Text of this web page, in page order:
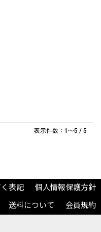
表示件数：1～5 / 5
表記
個人情報保護方針
送料について
会員規約